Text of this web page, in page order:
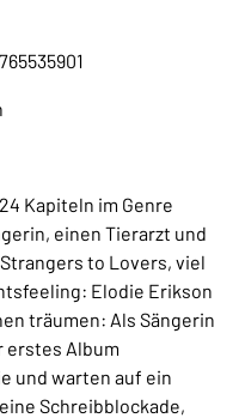
Kapiteln im Genre
einen Tierarzt und
to Lovers, viel
Elodie Erikson
träumen: Als Sängerin
erstes Album
und warten auf ein
Schreibblockade,